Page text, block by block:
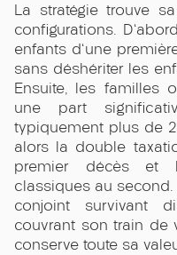
La stratégie trouve
configurations.
enfants d'une
sans déshériter les
Ensuite, les familles
une part
typiquement plus de
alors la double
premier décès et
classiques au
conjoint survivant
couvrant son train de
conserve toute sa